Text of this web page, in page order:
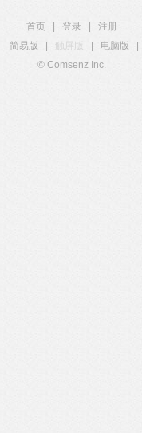
首页 登录
注册
简易版
触屏版 电脑版
© Comsenz Inc.